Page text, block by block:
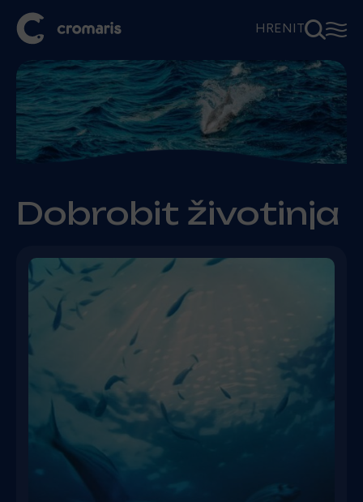
HREN IT⚲☰
Dobrobit životinja